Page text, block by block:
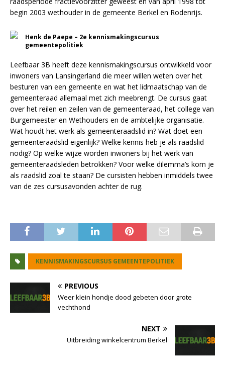
begin 2003 wethouder in de gemeente Berkel en Rodenrijs.
Henk de Paepe – 2e kennismakingscursus
gemeentepolitiek
Leefbaar 3B heeft deze kennismakingscursus ontwikkeld voor
inwoners van Lansingerland die meer willen weten over het
besturen van een gemeente en wat het lidmaatschap van de
gemeenteraad allemaal met zich meebrengt. De cursus gaat
over het reilen en zeilen van de gemeenteraad, het college van
Burgemeester en Wethouders en de ambtelijke organisatie.
Wat houdt het werk als gemeenteraadslid in? Wat doet een
gemeenteraadslid eigenlijk? Welke kennis heb je als raadslid
nodig? Op welke wijze worden inwoners bij het werk van
gemeenteraadsleden betrokken? Voor welke dilemma’s kom je
als raadslid zoal te staan? De cursisten hebben inmiddels twee
van de zes cursusavonden achter de rug.
KENNISMAKINGSCURSUS GEMEENTEPOLITIEK
PREVIOUS
Weer klein hondje dood gebeten door grote
vechthond
NEXT
Uitbreiding winkelcentrum Berkel